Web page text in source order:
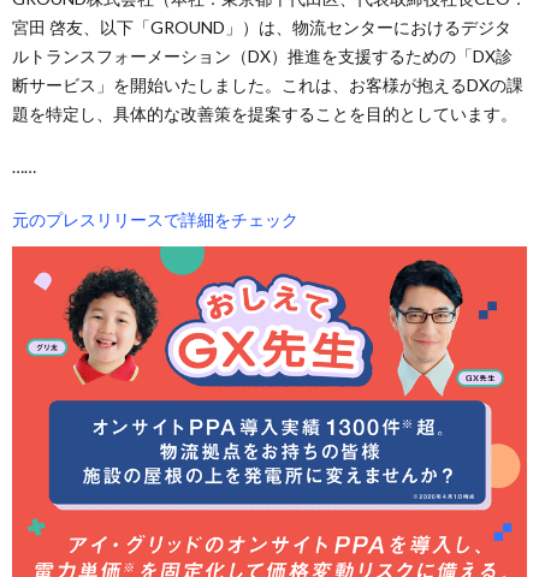
宮田 啓友、以下「GROUND」）は、物流センターにおけるデジタ
ルトランスフォーメーション（DX）推進を支援するための「DX診
断サービス」を開始いたしました。これは、お客様が抱えるDXの課
題を特定し、具体的な改善策を提案することを目的としています。
……
元のプレスリリースで詳細をチェック